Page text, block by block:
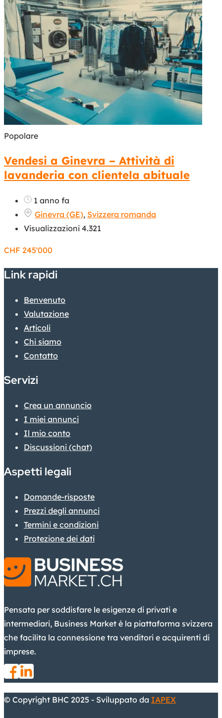
Popolare
Vendesi a Ginevra – Attività di
lavanderia con clientela abituale
1 anno fa
Ginevra (GE), Svizzera romanda
Visualizzazioni 4.321
CHF 245'000
Link rapidi
Benvenuto
Valutazione
Articoli
Chi siamo
Contatto
Servizi
Crea un annuncio
I miei annunci
Il mio conto
Discussioni (chat)
Aspetti legali
Domande-risposte
Prezzi degli annunci
Termini e condizioni
Protezione dei dati
Pensata per soddisfare le esigenze di privati e
intermediari, Business Market è la piattaforma svizzera
che facilita la connessione tra venditori e acquirenti di
imprese.
© Copyright BHC 2025 - Sviluppato da IAPEX